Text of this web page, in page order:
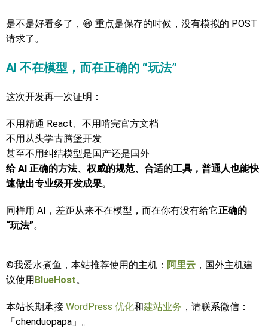
是不是好看多了，😄 重点是保存的时候，没有模拟的 POST
请求了。
AI 不在模型，而在正确的 “玩法”
这次开发再一次证明：
不用精通 React、不用啃完官方文档
不用从头学古腾堡开发
甚至不用纠结模型是国产还是国外
给 AI 正确的方法、权威的规范、合适的工具，普通人也能快
速做出专业级开发成果。
同样用 AI，差距从来不在模型，而在你有没有给它正确的
“玩法”。
©我爱水煮鱼，本站推荐使用的主机： 阿里云 ，国外主机建
议使用 BlueHost。
本站长期承接 WordPress 优化和建站业务 ，请联系微信：
「chenduopapa」。